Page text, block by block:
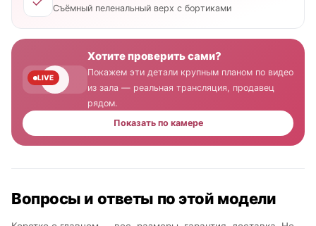
Съёмный пеленальный верх с бортиками
LIVE
Хотите проверить сами?
Покажем эти детали крупным планом по видео
из зала — реальная трансляция, продавец
рядом.
Показать по камере
Вопросы и ответы по этой модели